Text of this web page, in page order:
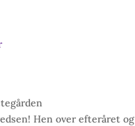
Hen over efteråret og